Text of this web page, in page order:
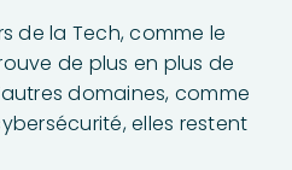
de la Tech, comme le
de plus en plus de
domaines, comme
elles restent